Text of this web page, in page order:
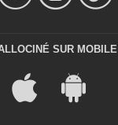
SUR MOBILE